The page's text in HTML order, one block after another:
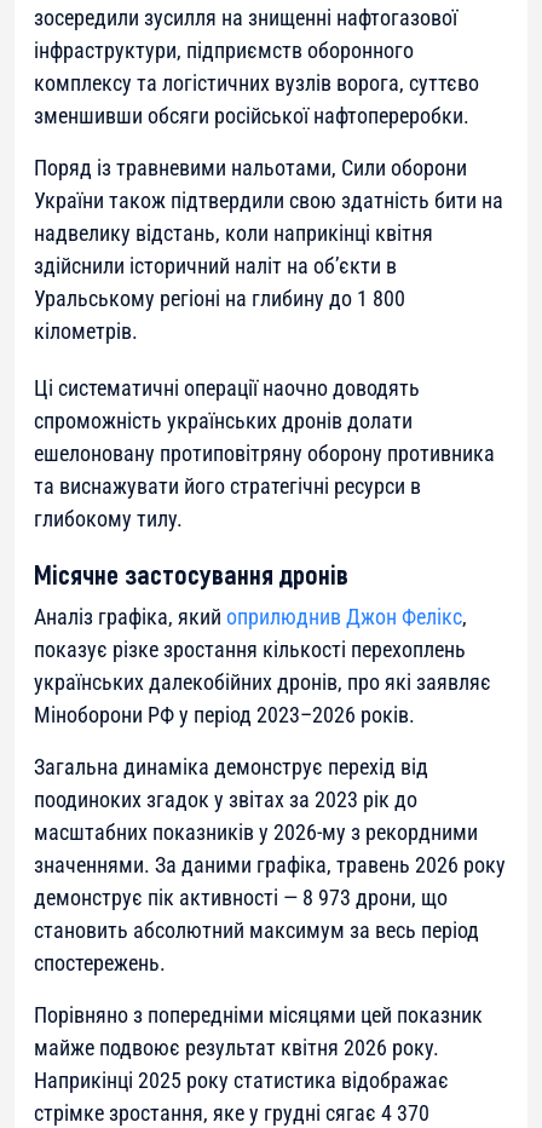
зосередили зусилля на знищенні нафтогазової
інфраструктури, підприємств оборонного
комплексу та логістичних вузлів ворога, суттєво
зменшивши обсяги російської нафтопереробки.
Поряд із травневими нальотами, Сили оборони
України також підтвердили свою здатність бити на
надвелику відстань, коли наприкінці квітня
здійснили історичний наліт на об’єкти в
Уральському регіоні на глибину до 1 800
кілометрів.
Ці систематичні операції наочно доводять
спроможність українських дронів долати
ешелоновану протиповітряну оборону противника
та виснажувати його стратегічні ресурси в
глибокому тилу.
Місячне застосування дронів
Аналіз графіка, який оприлюднив Джон Фелікс,
показує різке зростання кількості перехоплень
українських далекобійних дронів, про які заявляє
Міноборони РФ у період 2023–2026 років.
Загальна динаміка демонструє перехід від
поодиноких згадок у звітах за 2023 рік до
масштабних показників у 2026-му з рекордними
значеннями. За даними графіка, травень 2026 року
демонструє пік активності — 8 973 дрони, що
становить абсолютний максимум за весь період
спостережень.
Порівняно з попередніми місяцями цей показник
майже подвоює результат квітня 2026 року.
Наприкінці 2025 року статистика відображає
стрімке зростання, яке у грудні сягає 4 370